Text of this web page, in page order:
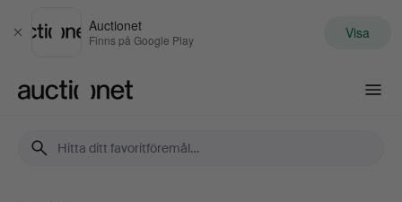
Stäng
Auctionet
Finns på Google Play Visa